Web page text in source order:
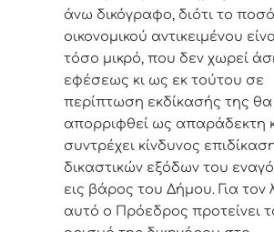
άνω δικόγραφο, διότι το
οικονομικού αντικειμένου
τόσο μικρό, που δεν χωρεί
εφέσεως κι ως εκ τούτου σε
περίπτωση εκδίκασής της θα
απορριφθεί ως απαράδεκτη
συντρέχει κίνδυνος
δικαστικών εξόδων του
εις βάρος του Δήμου. Για τον
αυτό ο Πρόεδρος προτείνει